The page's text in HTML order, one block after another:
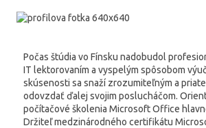
Počas štúdia vo Fínsku nadobudol
IT lektorovaním a vyspelým spôsobom
skúsenosti sa snaží zrozumiteľným a
odovzdať ďalej svojim poslucháčom.
počítačové školenia Microsoft Office
Držiteľ medzinárodného certifikátu